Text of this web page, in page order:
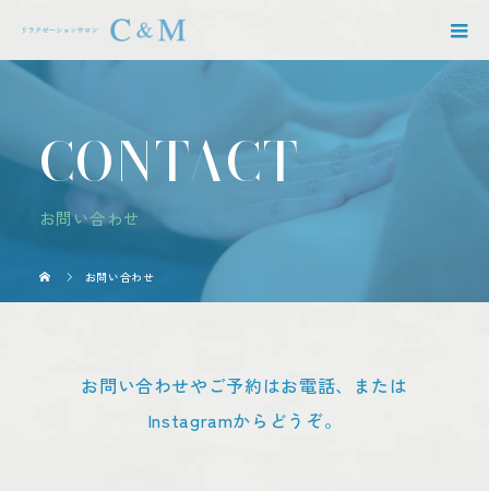
CONTACT
お問い合わせ
お問い合わせ
お問い合わせやご予約はお電話、または
Instagramからどうぞ。